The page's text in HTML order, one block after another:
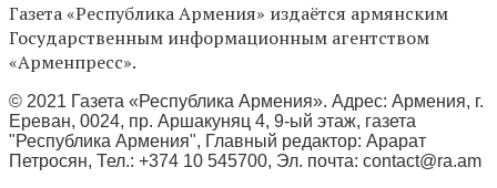
Газета «Республика Армения» издаётся армянским
Государственным информационным агентством
«Арменпресс».
© 2021 Газета «Республика Армения». Адрес: Армения, г.
Ереван, 0024, пр. Аршакуняц 4, 9-ый этаж, газета
"Республика Армения", Главный редактор: Арарат
Петросян, Тел.: +374 10 545700, Эл. почта: contact@ra.am